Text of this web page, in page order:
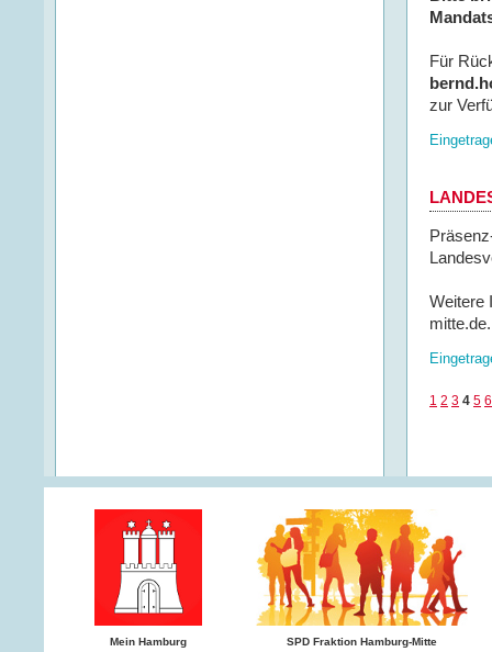
Für
zur
Weitere
mitte.de.
1 2 3 4 5 6
Mein Hamburg SPD Fraktion Hamburg-Mitte